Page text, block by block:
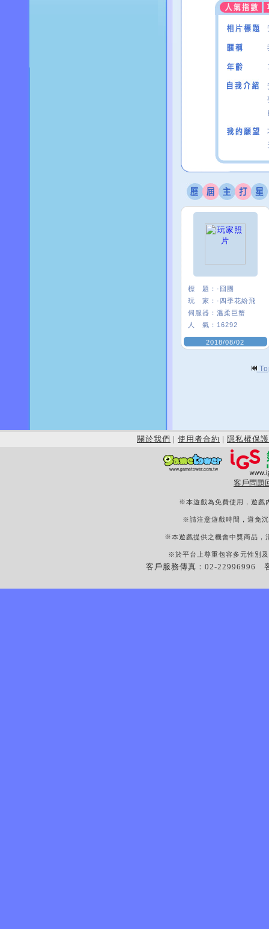
標 題： ·囧團
玩 家： ·四季花紛飛
伺服器： 溫柔巨蟹
人 氣： 16292
2018/08/02
關於我們 | 使用者合約 | 隱私權保護
客戶問題
※本遊戲為免費使用，遊戲
※請注意遊戲時間，避免
※本遊戲提供之機會中獎商品，
※於平台上尊重包容多元性別
客戶服務傳真：02-22996996